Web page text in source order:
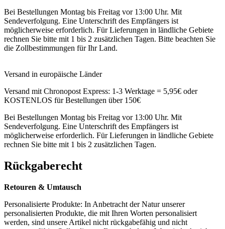
Bei Bestellungen Montag bis Freitag vor 13:00 Uhr. Mit
Sendeverfolgung. Eine Unterschrift des Empfängers ist
möglicherweise erforderlich. Für Lieferungen in ländliche Gebiete
rechnen Sie bitte mit 1 bis 2 zusätzlichen Tagen. Bitte beachten Sie
die Zollbestimmungen für Ihr Land.
Versand in europäische Länder
Versand mit Chronopost Express: 1-3 Werktage = 5,95€ oder
KOSTENLOS für Bestellungen über 150€
Bei Bestellungen Montag bis Freitag vor 13:00 Uhr. Mit
Sendeverfolgung. Eine Unterschrift des Empfängers ist
möglicherweise erforderlich. Für Lieferungen in ländliche Gebiete
rechnen Sie bitte mit 1 bis 2 zusätzlichen Tagen.
Rückgaberecht
Retouren & Umtausch
Personalisierte Produkte: In Anbetracht der Natur unserer
personalisierten Produkte, die mit Ihren Worten personalisiert
werden, sind unsere Artikel nicht rückgabefähig und nicht